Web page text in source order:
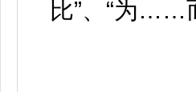
比”、“为……